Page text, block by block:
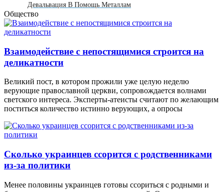
Девальвация В Помощь Металлам
Общество
Взаимодействие с непостящимися строится на
деликатности
Великий пост, в котором прожили уже целую неделю
верующие православной церкви, сопровождается волнами
светского интереса. Эксперты-атеисты считают по желающим
поститься количество истинно верующих, а опросы
Сколько украинцев ссорится с родственниками
из-за политики
Менее половины украинцев готовы ссориться с родными и